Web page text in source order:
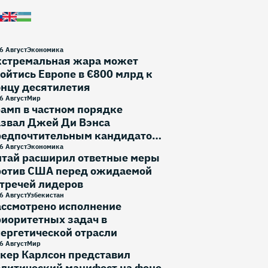
АвгустЭкономика
жара может
Европе в €800 млрд к
десятилетия
АвгустМир
в частном порядке
Джей Ди Вэнса
кандидатом
выборы 2028 года
АвгустЭкономика
расширил ответные меры
США перед ожидаемой
лидеров
АвгустУзбекистан
исполнение
задач в
отрасли
АвгустМир
Карлсон представил